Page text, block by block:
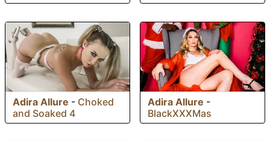
Adira Allure - Choked
and Soaked 4
Adira Allure -
BlackXXXMas